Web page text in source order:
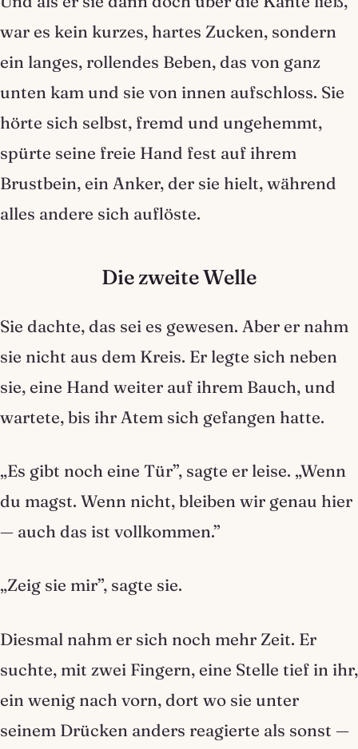
war es kein kurzes, hartes Zucken, sondern
ein langes, rollendes Beben, das von ganz
unten kam und sie von innen aufschloss. Sie
hörte sich selbst, fremd und ungehemmt,
spürte seine freie Hand fest auf ihrem
Brustbein, ein Anker, der sie hielt, während
alles andere sich auflöste.
Die zweite Welle
Sie dachte, das sei es gewesen. Aber er nahm
sie nicht aus dem Kreis. Er legte sich neben
sie, eine Hand weiter auf ihrem Bauch, und
wartete, bis ihr Atem sich gefangen hatte.
„Es gibt noch eine Tür”, sagte er leise. „Wenn
du magst. Wenn nicht, bleiben wir genau hier
— auch das ist vollkommen.”
„Zeig sie mir”, sagte sie.
Diesmal nahm er sich noch mehr Zeit. Er
suchte, mit zwei Fingern, eine Stelle tief in ihr,
ein wenig nach vorn, dort wo sie unter
seinem Drücken anders reagierte als sonst —